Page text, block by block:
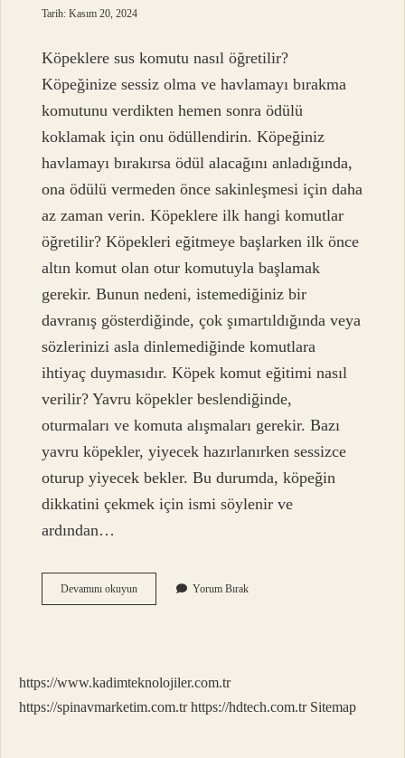
Tarih: Kasım 20, 2024
Köpeklere sus komutu nasıl öğretilir?
Köpeğinize sessiz olma ve havlamayı bırakma
komutunu verdikten hemen sonra ödülü
koklamak için onu ödüllendirin. Köpeğiniz
havlamayı bırakırsa ödül alacağını anladığında,
ona ödülü vermeden önce sakinleşmesi için daha
az zaman verin. Köpeklere ilk hangi komutlar
öğretilir? Köpekleri eğitmeye başlarken ilk önce
altın komut olan otur komutuyla başlamak
gerekir. Bunun nedeni, istemediğiniz bir
davranış gösterdiğinde, çok şımartıldığında veya
sözlerinizi asla dinlemediğinde komutlara
ihtiyaç duymasıdır. Köpek komut eğitimi nasıl
verilir? Yavru köpekler beslendiğinde,
oturmaları ve komuta alışmaları gerekir. Bazı
yavru köpekler, yiyecek hazırlanırken sessizce
oturup yiyecek bekler. Bu durumda, köpeğin
dikkatini çekmek için ismi söylenir ve
ardından…
Devamını okuyunKöpeğe
Sus
Yorum Bırak
https://www.kadimteknolojiler.com.tr
https://spinavmarketim.com.tr https://hdtech.com.tr Sitemap